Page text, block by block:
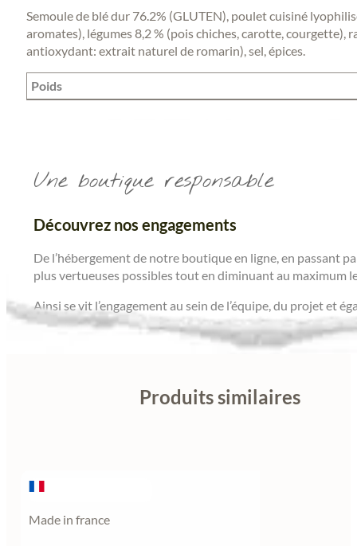
Semoule de blé dur 76.2% (GLUTEN), poulet cuisiné
aromates), légumes 8,2 % (pois chiches, carotte, courgette),
antioxydant: extrait naturel de romarin), sel, épices.
Poids
Une boutique responsable
Découvrez nos engagements
De l’hébergement de notre boutique en ligne, en passant
plus vertueuses possibles tout en diminuant au maximum
Ainsi se vit l’engagement au sein de l’équipe, du projet et
Produits similaires
Made in france